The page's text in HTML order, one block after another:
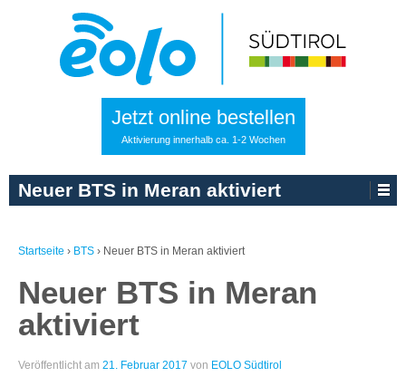
Jetzt online bestellen
Aktivierung innerhalb ca. 1-2 Wochen
Neuer BTS in Meran aktiviert
Startseite › BTS › Neuer BTS in Meran aktiviert
Neuer BTS in Meran
aktiviert
Veröffentlicht am 21. Februar 2017 von EOLO Südtirol